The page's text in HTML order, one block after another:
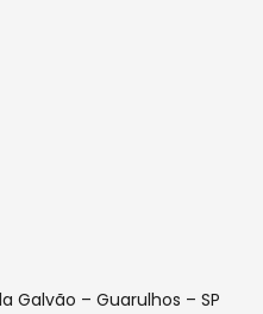
Galvão – Guarulhos – SP